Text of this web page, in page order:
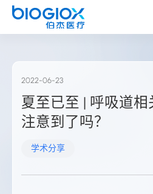
2022-06-23
夏至已至 | 呼吸道
注意到了吗？
学术分享